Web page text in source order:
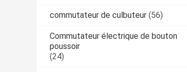
commutateur de culbuteur (56)
Commutateur électrique de bouton
poussoir
(24)